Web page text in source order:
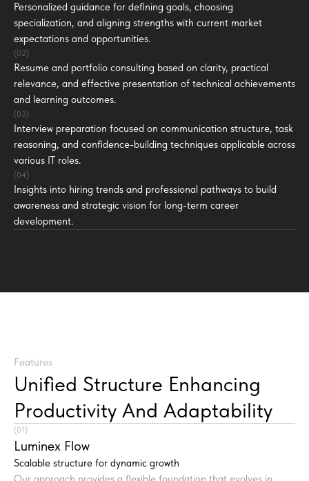
Personalized guidance for defining goals, choosing
specialization, and aligning strengths with current market
expectations and opportunities.
(02)
Resume and portfolio consulting based on clarity, practical
relevance, and effective presentation of technical achievements
and learning outcomes.
(03)
Interview preparation focused on communication structure, task
reasoning, and confidence-building techniques applicable across
various IT roles.
(04)
Insights into hiring trends and professional pathways to build
awareness and strategic vision for long-term career
development.
Features
Unified Structure Enhancing
Productivity And Adaptability
(01)
Luminex Flow
Scalable structure for dynamic growth